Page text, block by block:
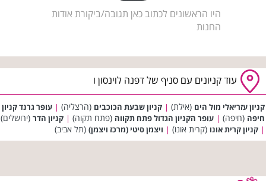
היו הראשונים לכתוב כאן תגובה/ביקורת אודות
החנות
עוד קניונים עם סניף של דפנה לוינסון ו
קניון עזריאלי מול הים (אילת) | קניון שבעת הכוכבים (הרצליה) | עופר גרנד קניון
חיפה (חיפה) | עופר הקניון הגדול פתח תקווה (פתח תקוה) | קניון הדר (ירושלים)
| קניון קרית אונו (קרית אונו) | ויצמן סיטי (מרכז ויצמן) (תל אביב)